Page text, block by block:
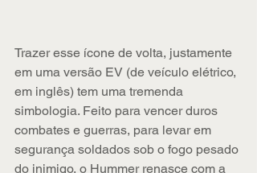
Trazer esse ícone de volta, justamente
em uma versão EV (de veículo elétrico,
em inglês) tem uma tremenda
simbologia. Feito para vencer duros
combates e guerras, para levar em
segurança soldados sob o fogo pesado
do inimigo, o Hummer renasce com a